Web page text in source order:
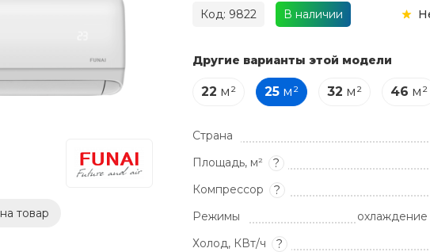
на товар
Код: 9822 В наличии
Другие варианты этой модели
22 м² 25м² 32 м² 46 м²
Страна
Площадь, м²
?
Компрессор
?
Режимы
Холод, КВт/ч
?